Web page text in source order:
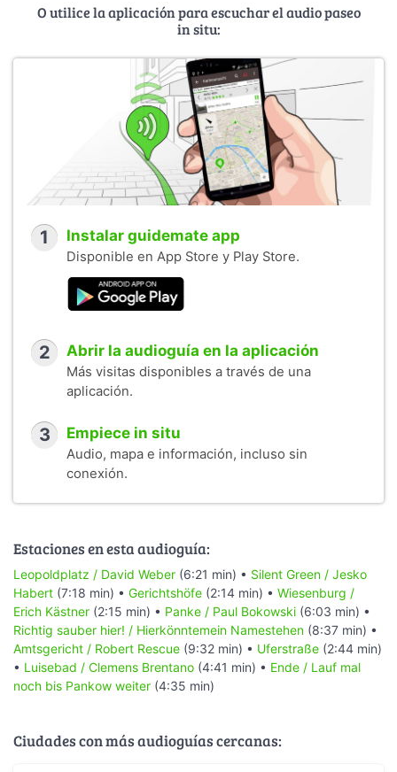
O utilice la aplicación para escuchar el audio paseo
in situ:
1 Instalar guidemate app
Disponible en App Store y Play Store.
2 Abrir la audioguía en la aplicación
Más visitas disponibles a través de una
aplicación.
3 Empiece in situ
Audio, mapa e información, incluso sin
conexión.
Estaciones en esta audioguía:
Leopoldplatz / David Weber (6:21 min) • Silent Green / Jesko
Habert (7:18 min) • Gerichtshöfe (2:14 min) • Wiesenburg /
Erich Kästner (2:15 min) • Panke / Paul Bokowski (6:03 min) •
Richtig sauber hier! / Hierkönntemein Namestehen (8:37 min) •
Amtsgericht / Robert Rescue (9:32 min) • Uferstraße (2:44 min)
• Luisebad / Clemens Brentano (4:41 min) • Ende / Lauf mal
noch bis Pankow weiter (4:35 min)
Ciudades con más audioguías cercanas: